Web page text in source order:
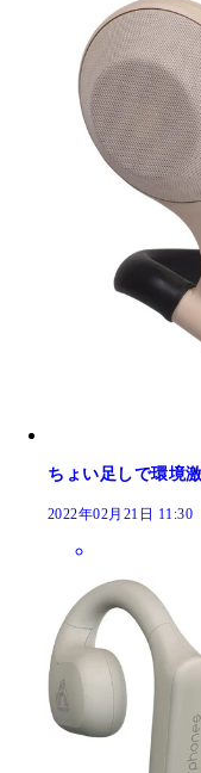
ちょい足しで環境
2022年02月21日 11:30